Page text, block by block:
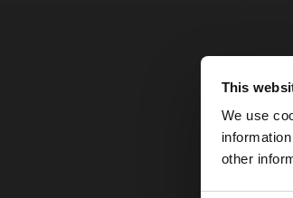
This
We use
other